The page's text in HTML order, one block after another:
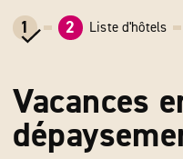
1 2 Liste d'hôtels
Vacances